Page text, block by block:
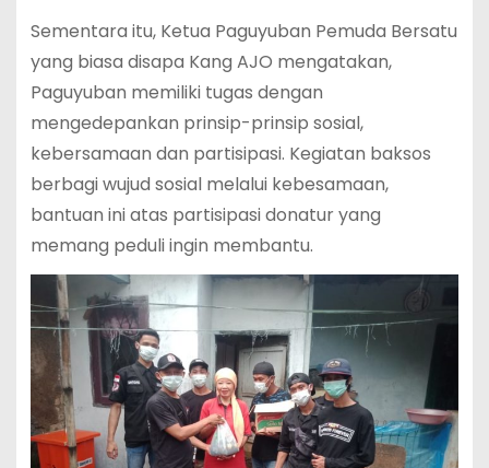
Sementara itu, Ketua Paguyuban Pemuda Bersatu
yang biasa disapa Kang AJO mengatakan,
Paguyuban memiliki tugas dengan
mengedepankan prinsip-prinsip sosial,
kebersamaan dan partisipasi. Kegiatan baksos
berbagi wujud sosial melalui kebesamaan,
bantuan ini atas partisipasi donatur yang
memang peduli ingin membantu.